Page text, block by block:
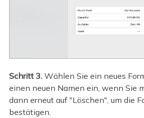
Schritt 3.Wählen Sie ein neues
einen neuen Namen ein, wenn Sie
dann erneut auf "Löschen", um die
bestätigen.